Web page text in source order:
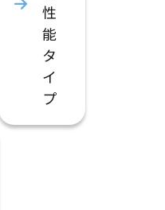
性
能
タ
イ
プ